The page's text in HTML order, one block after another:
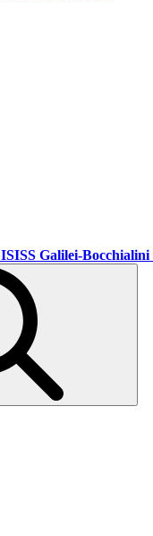
ISISS Galilei-Bocchialini